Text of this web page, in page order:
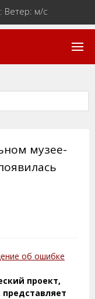
Ветер: м/с
музее-
об ошибке
проект,